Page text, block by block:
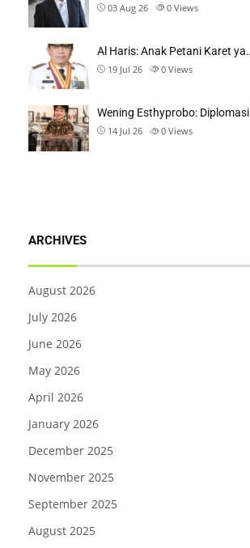
03 Aug 26 0 Views
Al Haris: Anak Petani Karet
19 Jul 26 0 Views
Wening Esthyprobo:
14 Jul 26 0 Views
ARCHIVES
August 2026
July 2026
June 2026
May 2026
April 2026
January 2026
December 2025
November 2025
September 2025
August 2025